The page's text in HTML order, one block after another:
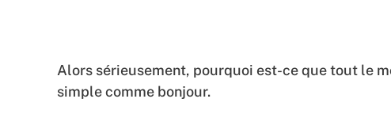
Alors sérieusement, pourquoi est-ce que tout le
simple comme bonjour.